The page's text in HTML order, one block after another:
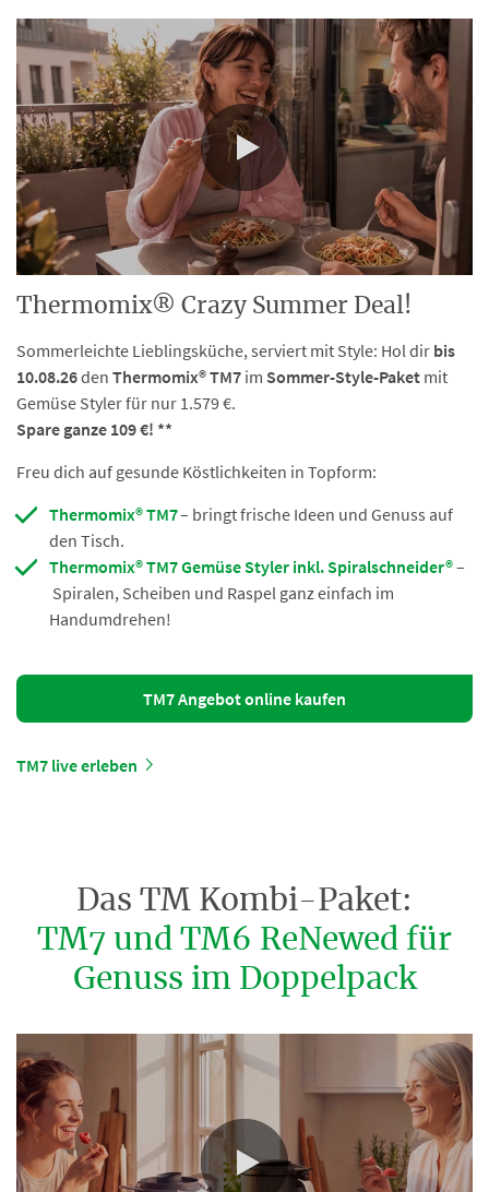
0:00 / 0:15
Thermomix® Crazy Summer Deal!
Sommerleichte Lieblingsküche, serviert mit Style: Hol dir bis
10.08.26den Thermomix® TM7 im Sommer-Style-Paket mit
Gemüse Styler für nur 1.579 €.
Spare ganze 109 €! **
Freu dich auf gesunde Köstlichkeiten in Topform:
Thermomix® TM7– bringt frische Ideen und Genuss auf
den Tisch.
Thermomix® TM7 Gemüse Styler inkl. Spiralschneider®–
Spiralen, Scheiben und Raspel ganz einfach im
Handumdrehen!
TM7 Angebot online kaufen
TM7 live erleben
Das TM Kombi-Paket:
TM7 und TM6 ReNewed für
Genuss im Doppelpack